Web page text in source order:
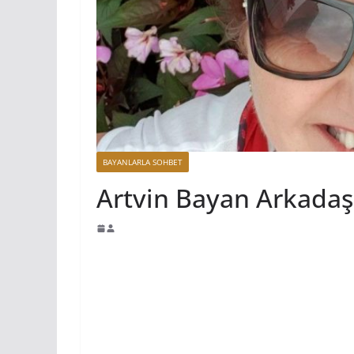
BAYANLARLA SOHBET
Artvin Bayan